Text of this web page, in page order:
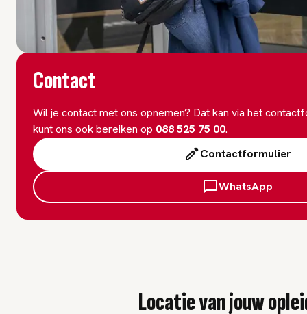
Contact
Wil je contact met ons opnemen? Dat kan via het
kunt ons ook bereiken op 088 525 75 00.
Contactformulier
WhatsApp
Locatie van jouw